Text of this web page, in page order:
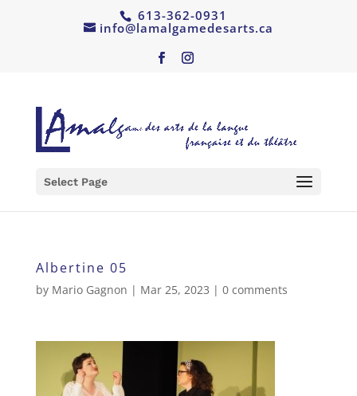
613-362-0931
info@lamalgamedesarts.ca
Select Page
Albertine 05
by Mario Gagnon | Mar 25, 2023 | 0 comments